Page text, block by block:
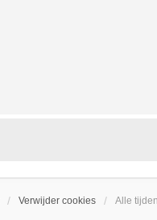
Verwijder cookies Alle